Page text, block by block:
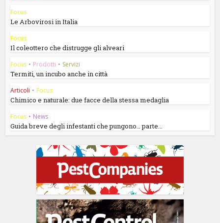
Focus
Le Arbovirosi in Italia
Focus
Il coleottero che distrugge gli alveari
Focus • Prodotti • Servizi
Termiti, un incubo anche in città
Articoli • Focus
Chimico e naturale: due facce della stessa medaglia
Focus • News
Guida breve degli infestanti che pungono… parte...